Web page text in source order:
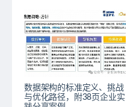
数据架构的标准定义、挑战
与优化路径，附38页企业实